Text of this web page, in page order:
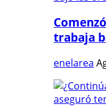
trabaja
enelarea